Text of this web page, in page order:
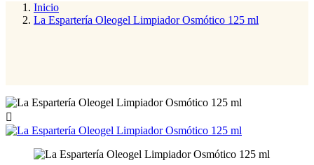
Inicio
La Espartería Oleogel Limpiador Osmótico 125 ml
